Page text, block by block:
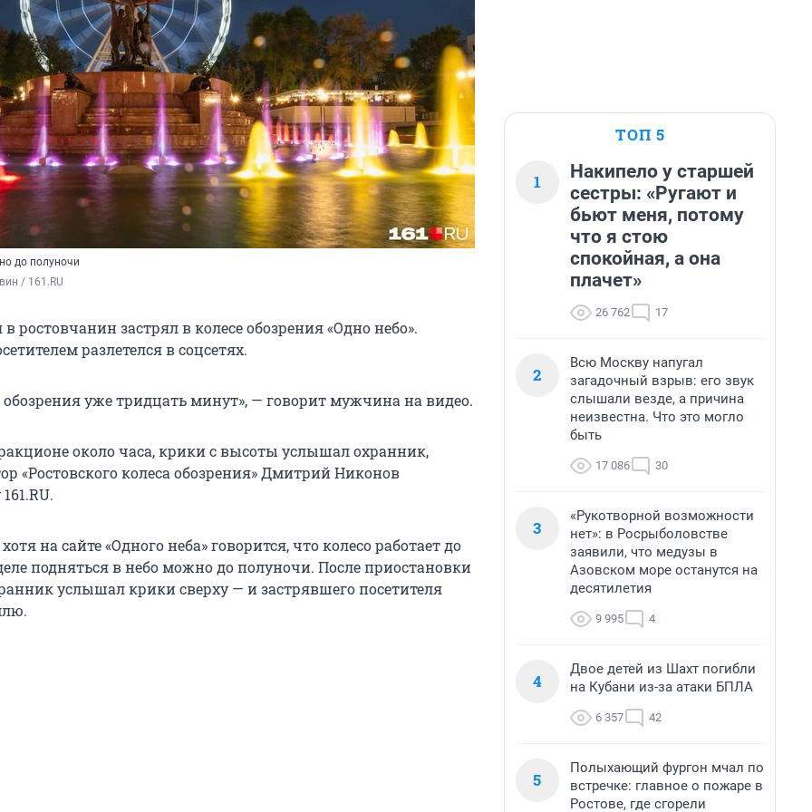
до полуночи
/ 161.RU
ростовчанин застрял в колесе обозрения «Одно небо».
разлетелся в соцсетях.
обозрения уже тридцать минут», — говорит мужчина на видео.
около часа, крики с высоты услышал охранник,
«Ростовского колеса обозрения» Дмитрий Никонов
на сайте «Одного неба» говорится, что колесо работает до
подняться в небо можно до полуночи. После приостановки
услышал крики сверху — и застрявшего посетителя
ТОП 5
1
Накипело у старшей
сестры: «Ругают и
бьют меня, потому
что я стою
спокойная, а она
плачет»
26 762 17
2
Всю Москву напугал
загадочный взрыв: его звук
слышали везде, а причина
неизвестна. Что это могло
быть
17 086 30
3
«Рукотворной возможности
нет»: в Росрыболовстве
заявили, что медузы в
Азовском море останутся на
десятилетия
9 995 4
4
Двое детей из Шахт погибли
на Кубани из-за атаки БПЛА
6 357 42
5
Полыхающий фургон мчал по
встречке: главное о пожаре в
Ростове, где сгорели